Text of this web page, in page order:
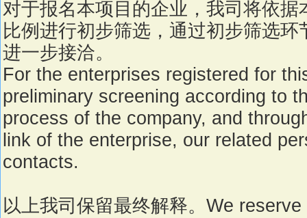
对于报名本项目的企业，我司将依
比例进行初步筛选，通过初步筛选
进一步接洽。
For the enterprises registered for
preliminary screening according to
process of the company, and
link of the enterprise, our related
contacts.
以上我司保留最终解释。 We